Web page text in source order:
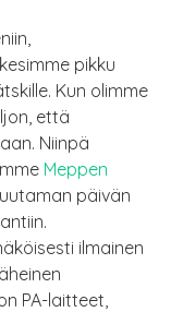
pikku
Kun olimme
että
Niinpä
Meppen
päivän
ilmainen
PA-laitteet,